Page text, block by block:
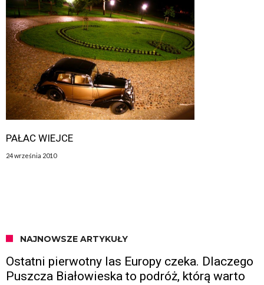
PAŁAC WIEJCE
24 września 2010
NAJNOWSZE ARTYKUŁY
Ostatni pierwotny las Europy czeka. Dlaczego
Puszcza Białowieska to podróż, którą warto